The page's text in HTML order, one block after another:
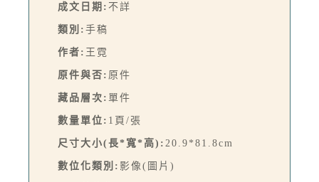
成文日期: 不詳
類別: 手稿
作者: 王霓
原件與否: 原件
藏品層次: 單件
數量單位: 1頁/張
尺寸大小(長*寬*高): 20.9*81.8cm
數位化類別: 影像(圖片)